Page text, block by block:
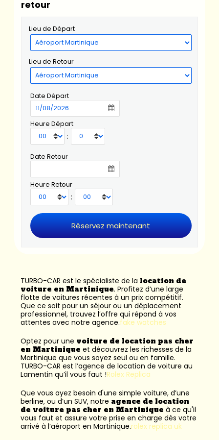
retour
Lieu de Départ
Lieu de Retour
Date Départ
Heure Départ
:
Date Retour
Heure Retour
:
TURBO-CAR est le spécialiste de la location de
voiture en Martinique. Profitez d’une large
flotte de voitures récentes à un prix compétitif.
Que ce soit pour un séjour ou un déplacement
professionnel, trouvez l’offre qui répond à vos
attentes avec notre agence.fake watches
Optez pour une voiture de location pas cher
en Martinique et découvrez les richesses de la
Martinique que vous soyez seul ou en famille.
TURBO-CAR est l’agence de location de voiture au
Lamentin qu’il vous faut !Rolex Replica
Que vous ayez besoin d'une simple voiture, d’une
berline, ou d’un SUV, notre agence de location
de voiture pas cher en Martinique à ce qu'il
vous faut et assure votre prise en charge dès votre
arrivé à l’aéroport en Martinique.rolex replica uk